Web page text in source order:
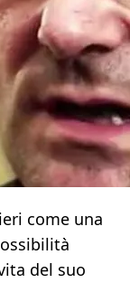
come una
del suo